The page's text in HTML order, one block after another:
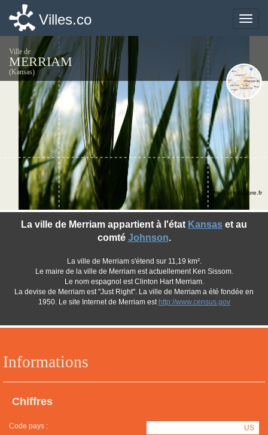
Toggle
Villes.co
Ville de
MERRIAM
(Kansas)
Informations
Chiffres
Code pays : US
La ville de Merriam appartient à l'état Kansas et au
comté Johnson.
La ville de Merriam s'étend sur 11,19 km².
Le maire de la ville de Merriam est actuellement Ken Sissom.
Le nom espagnol est Clinton Hart Merriam.
La devise de Merriam est "Just Right". La ville de Merriam a été fondée en
1950. Le site Internet de Merriam est http://www.census.gov
©photo-libre.fr
Toggle
Villes.co